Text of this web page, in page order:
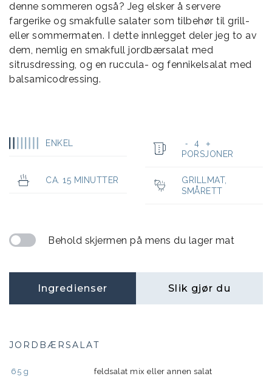
denne sommeren også? Jeg elsker å servere
fargerike og smakfulle salater som tilbehør til grill-
eller sommermaten. I dette innlegget deler jeg to av
dem, nemlig en smakfull jordbærsalat med
sitrusdressing, og en ruccula- og fennikelsalat med
balsamicodressing.
ENKEL - 4 +
PORSJONER
CA. 15 MINUTTER GRILLMAT,
SMÅRETT
Behold skjermen på mens du lager mat
Ingredienser Slik gjør du
JORDBÆRSALAT
65 g feldsalat mix eller annen salat